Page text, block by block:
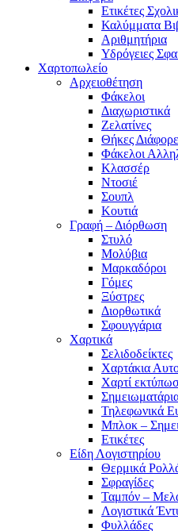
Ετικέτες
Καλύμματα
Αριθμητήρια
Υδρόγειες
Χαρτοπωλείο
Αρχειοθέτηση
Φάκελοι
Διαχωριστικά
Ζελατίνες
Θήκες
Φάκελοι
Κλασσέρ
Ντοσιέ
Σουπλ
Κουτιά
Γραφή – Διόρθωση
Στυλό
Μολύβια
Μαρκαδόροι
Γόμες
Ξύστρες
Διορθωτικά
Σφουγγάρια
Χαρτικά
Σελιδοδείκτες
Χαρτάκια
Χαρτί
Τηλεφωνικά
Μπλοκ –
Ετικέτες
Είδη Λογιστηρίου
Θερμικά
Σφραγίδες
Ταμπόν –
Λογιστικά
Φυλλάδες